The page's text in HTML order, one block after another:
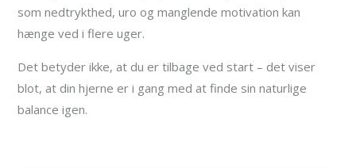
som nedtrykthed, uro og manglende motivation kan
hænge ved i flere uger.
Det betyder ikke, at du er tilbage ved start – det viser
blot, at din hjerne er i gang med at finde sin naturlige
balance igen.